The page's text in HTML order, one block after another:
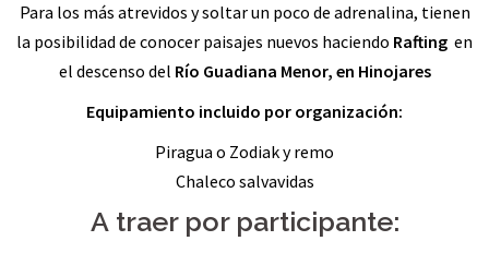
Para los más atrevidos y soltar un poco de adrenalina, tienen
la posibilidad de conocer paisajes nuevos haciendo Rafting en
el descenso del Río Guadiana Menor, en Hinojares
Equipamiento incluido por organización:
Piragua o Zodiak y remo
Chaleco salvavidas
A traer por participante: